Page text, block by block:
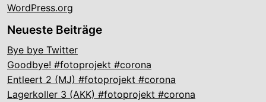
WordPress.org
Neueste Beiträge
Bye bye Twitter
Goodbye! #fotoprojekt #corona
Entleert 2 (MJ) #fotoprojekt #corona
Lagerkoller 3 (AKK) #fotoprojekt #corona